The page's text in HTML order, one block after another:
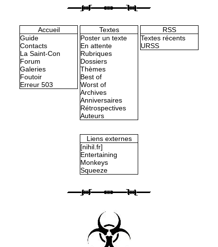
Accueil
Guide
Contacts
La Saint-Con
Forum
Galeries
Foutoir
Erreur 503
Textes
Poster un texte
En attente
Rubriques
Dossiers
Thèmes
Best of
Worst of
Archives
Anniversaires
Rétrospectives
Auteurs
RSS
Textes récents
URSS
Liens externes
[nihil.fr]
Entertaining
Monkeys
Squeeze